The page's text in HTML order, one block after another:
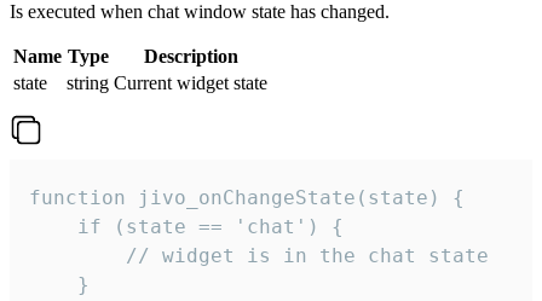
Is executed when chat window state has changed.
Name Type
Description
state
string Current widget state
function jivo_onChangeState(state) {
    if (state == 'chat') {
        // widget is in the chat state
    }